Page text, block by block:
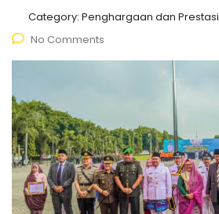
Category: Penghargaan dan Prestasi
No Comments